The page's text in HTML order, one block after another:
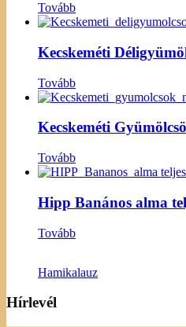
Tovább
Kecskeméti
Tovább
Kecskeméti
Tovább
Hipp Banános alma
Tovább
Hamikalauz
Hírlevél